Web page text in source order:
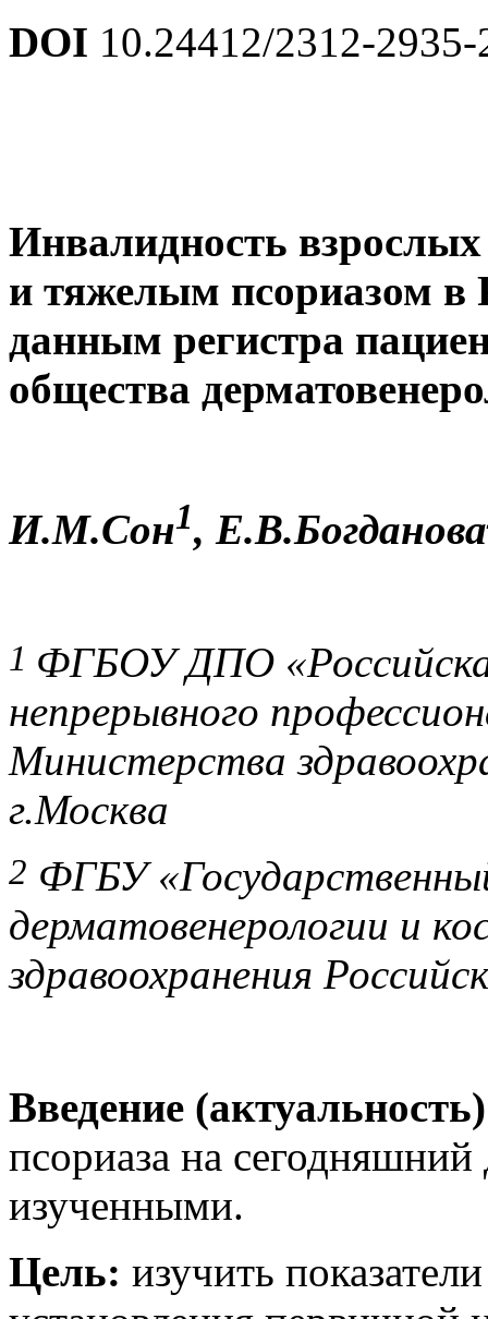
DOI 10.24412/2312-
Инвалидность
и тяжелым псориазом в
данным регистра
общества
И.М.Сон1, Е.В.Богданова
1 ФГБОУ ДПО
непрерывного
Министерства
г.Москва
2 ФГБУ
дерматовенерологии и
здравоохранения
Введение
псориаза на сегодняшний
изученными.
Цель: изучить